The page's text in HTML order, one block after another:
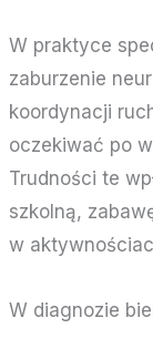
W praktyce
zaburzenie
koordynacji
oczekiwać po
Trudności te
szkolną,
w
W diagnozie